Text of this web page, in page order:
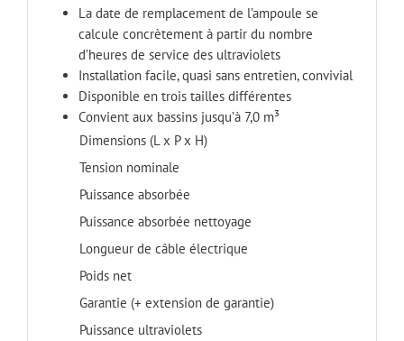
La date de remplacement de l’ampoule se
calcule concrètement à partir du nombre
d’heures de service des ultraviolets
Installation facile, quasi sans entretien, convivial
Disponible en trois tailles différentes
Convient aux bassins jusqu’à 7,0 m³
Dimensions (L x P x H)
Tension nominale
Puissance absorbée
Puissance absorbée nettoyage
Longueur de câble électrique
Poids net
Garantie (+ extension de garantie)
Puissance ultraviolets